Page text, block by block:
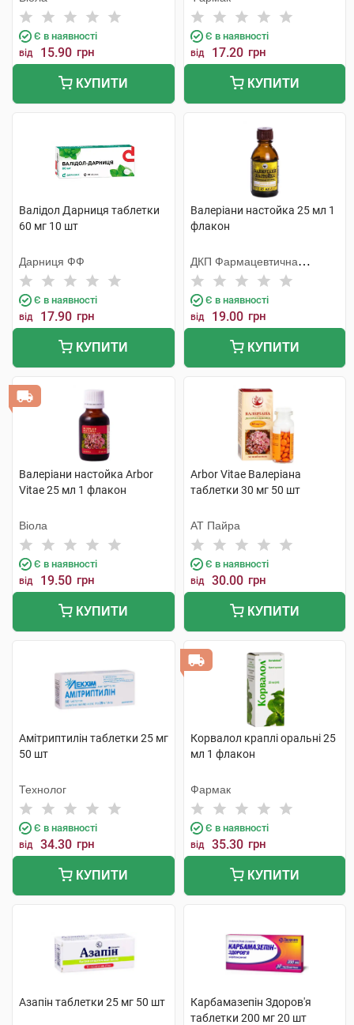
Є в наявності
від 15.90 грн
КУПИТИ
Є в наявності
від 17.20 грн
КУПИТИ
Валідол Дарниця таблетки
60 мг 10 шт
Дарниця ФФ
Є в наявності
від 17.90 грн
КУПИТИ
Валеріани настойка 25 мл 1
флакон
ДКП Фармацевтична
фабрика
Є в наявності
від 19.00 грн
КУПИТИ
Валеріани настойка Arbor
Vitae 25 мл 1 флакон
Віола
Є в наявності
від 19.50 грн
КУПИТИ
Arbor Vitae Валеріана
таблетки 30 мг 50 шт
АТ Пайра
Є в наявності
від 30.00 грн
КУПИТИ
Амітриптилін таблетки 25 мг
50 шт
Технолог
Є в наявності
від 34.30 грн
КУПИТИ
Корвалол краплі оральні 25
мл 1 флакон
Фармак
Є в наявності
від 35.30 грн
КУПИТИ
Азапін таблетки 25 мг 50 шт
Карбамазепін Здоров'я
таблетки 200 мг 20 шт